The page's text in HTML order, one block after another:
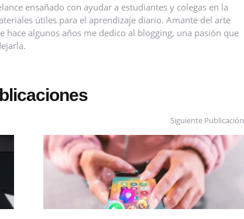
ensañado con ayudar a estudiantes y colegas en la
útiles para el aprendizaje diario. Amante del arte
hace algunos años me dedico al blogging, una pasión que
Siguiente Publicación